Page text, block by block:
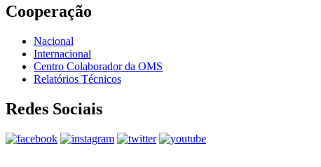
Cooperação
Nacional
Internacional
Centro Colaborador da OMS
Relatórios Técnicos
Redes Sociais